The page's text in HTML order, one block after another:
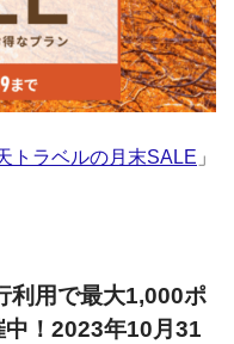
トラベルの月末SALE 」
利用で最大1,000ポ
！2023年10月31